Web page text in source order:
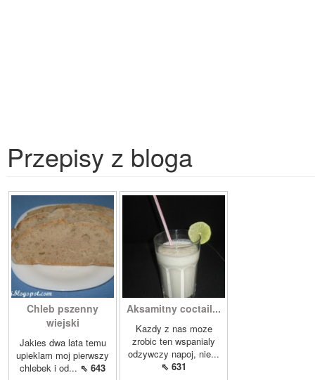
Przepisy z bloga
Chleb pszenny
wiejski
Jakies dwa lata temu
upieklam moj pierwszy
chlebek i od... ⇖ 643
Aksamitny coctail...
Kazdy z nas moze
zrobic ten wspanialy
odzywczy napoj, nie...
⇖ 631